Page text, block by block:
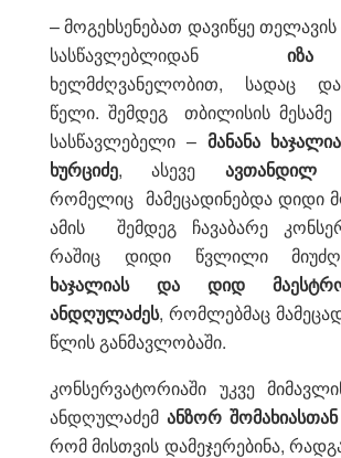
– მოგეხსენებათ დავიწყე
სასწავლებლიდან იზა
ხელმძღვანელობით, სადაც
წელი. შემდეგ თბილისის მესამე
სასწავლებელი – მანანა ხაჯალია
ხურციძე, ასევე ავთანდილ
რომელიც მამეცადინებდა დიდი
ამის შემდეგ ჩავაბარე
რაშიც დიდი წვლილი
ხაჯალიას და დიდ
ანდღულაძეს, რომლებმაც
წლის განმავლობაში.
კონსერვატორიაში უკვე
ანდღულაძემ ანზორ შომახიასთან
რომ მისთვის დამეჯერებინა,